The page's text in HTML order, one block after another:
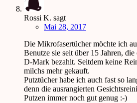
Rossi K. sagt
Mai 28, 2017
Die Mikrofasertücher möchte ich
Benutze sie seit über 15 Jahren,
D-Mark bezahlt. Seitdem keine
milchs mehr gekauft.
Putztücher habe ich auch fast so
denn die ausrangierten
Putzen immer noch gut genug :-)